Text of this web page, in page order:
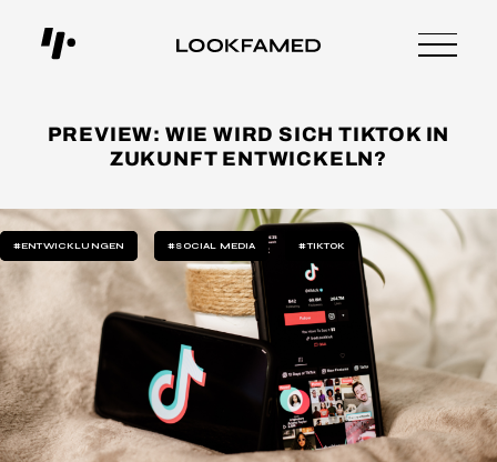
PREVIEW: WIE WIRD SICH TIKTOK IN
ZUKUNFT ENTWICKELN?
#ENTWICKLUNGEN #SOCIAL MEDIA #TIKTOK